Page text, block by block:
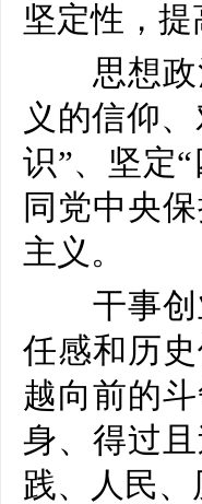
坚定性，
思想政治
义的信仰
识”、坚定
同党中央
主义。
干事创业
任感和历
越向前的
身、得过
践、人民、